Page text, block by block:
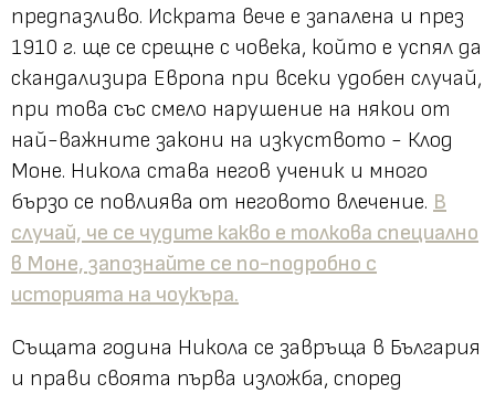
предпазливо. Искрата вече е запалена и през
1910 г. ще се срещне с човека, който е успял да
скандализира Европа при всеки удобен случай,
при това със смело нарушение на някои от
най-важните закони на изкуството - Клод
Моне. Никола става негов ученик и много
бързо се повлиява от неговото влечение. В
случай, че се чудите какво е толкова специално
в Моне, запознайте се по-подробно с
историята на чоукъра.
Същата година Никола се завръща в България
и прави своята първа изложба, според